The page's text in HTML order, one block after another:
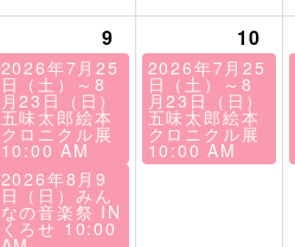
9
2026年7月25
日（土）～8
月23日（日）
五味太郎絵本
クロニクル展
10:00 AM
2026年8月9
日（日）みん
なの音楽祭 IN
くろせ10:00
10
2026年7月25
日（土）～8
月23日（日）
五味太郎絵本
クロニクル展
10:00 AM